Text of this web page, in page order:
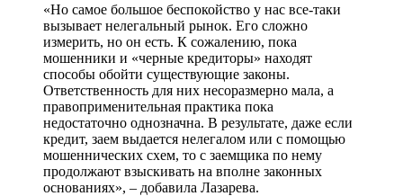
«Но самое большое беспокойство у нас все-таки
вызывает нелегальный рынок. Его сложно
измерить, но он есть. К сожалению, пока
мошенники и «черные кредиторы» находят
способы обойти существующие законы.
Ответственность для них несоразмерно мала, а
правоприменительная практика пока
недостаточно однозначна. В результате, даже если
кредит, заем выдается нелегалом или с помощью
мошеннических схем, то с заемщика по нему
продолжают взыскивать на вполне законных
основаниях», – добавила Лазарева.